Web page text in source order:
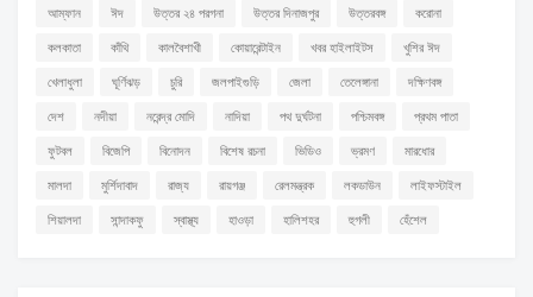
আম্ফান
ঈদ উত্তর ২৪ পরগনা উত্তর দিনাজপুর উত্তরবঙ্গ
করোনা
কলকাতা
কাঁথি কালবৈশাখী কোয়ারেন্টাইন খবর হাইলাইটস
খুশির ঈদ
খেলাধুলা
ঘূর্ণিঝড় চুরি জলপাইগুড়ি জেলা তেলেঙ্গানা
দক্ষিণবঙ্গ
দেশ
নদীয়া নরেন্দ্র মোদি নাদিয়া পথ দুর্ঘটনা পশ্চিমবঙ্গ
প্রথম পাতা
ফুটবল
বিজেপি বিনোদন বিশেষ রচনা ভিডিও ভ্রমণ
মারধোর
মালদা
মুর্শিদাবাদ রাজ্য রায়গঞ্জ রেলমন্ত্রক লকডাউন
লাইফস্টাইল
শিয়ালদা
সান্দাকফু স্বাস্থ্য হাওড়া হালিশহর হুগলী হেঁশেল